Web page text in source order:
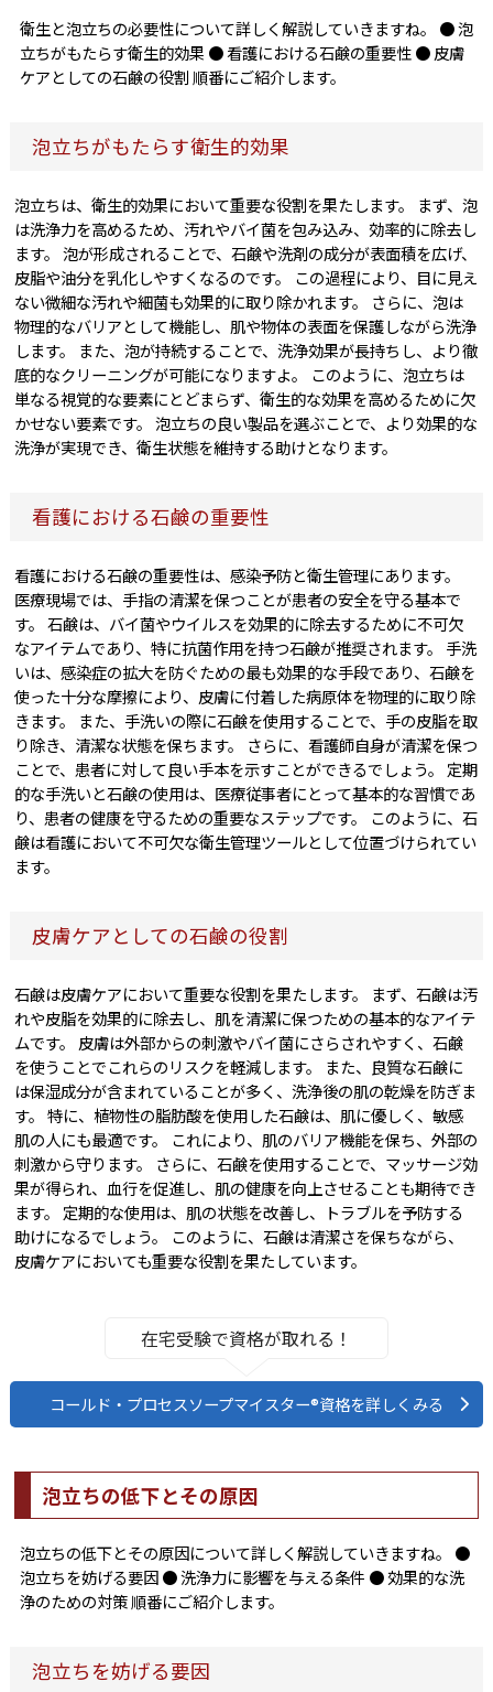
衛生と泡立ちの必要性について詳しく解説していきますね。 ● 泡
立ちがもたらす衛生的効果 ● 看護における石鹸の重要性 ● 皮膚
ケアとしての石鹸の役割 順番にご紹介します。
泡立ちがもたらす衛生的効果
泡立ちは、衛生的効果において重要な役割を果たします。 まず、泡
は洗浄力を高めるため、汚れやバイ菌を包み込み、効率的に除去し
ます。 泡が形成されることで、石鹸や洗剤の成分が表面積を広げ、
皮脂や油分を乳化しやすくなるのです。 この過程により、目に見え
ない微細な汚れや細菌も効果的に取り除かれます。 さらに、泡は
物理的なバリアとして機能し、肌や物体の表面を保護しながら洗浄
します。 また、泡が持続することで、洗浄効果が長持ちし、より徹
底的なクリーニングが可能になりますよ。 このように、泡立ちは
単なる視覚的な要素にとどまらず、衛生的な効果を高めるために欠
かせない要素です。 泡立ちの良い製品を選ぶことで、より効果的な
洗浄が実現でき、衛生状態を維持する助けとなります。
看護における石鹸の重要性
看護における石鹸の重要性は、感染予防と衛生管理にあります。
医療現場では、手指の清潔を保つことが患者の安全を守る基本で
す。 石鹸は、バイ菌やウイルスを効果的に除去するために不可欠
なアイテムであり、特に抗菌作用を持つ石鹸が推奨されます。 手洗
いは、感染症の拡大を防ぐための最も効果的な手段であり、石鹸を
使った十分な摩擦により、皮膚に付着した病原体を物理的に取り除
きます。 また、手洗いの際に石鹸を使用することで、手の皮脂を取
り除き、清潔な状態を保ちます。 さらに、看護師自身が清潔を保つ
ことで、患者に対して良い手本を示すことができるでしょう。 定期
的な手洗いと石鹸の使用は、医療従事者にとって基本的な習慣であ
り、患者の健康を守るための重要なステップです。 このように、石
鹸は看護において不可欠な衛生管理ツールとして位置づけられてい
ます。
皮膚ケアとしての石鹸の役割
石鹸は皮膚ケアにおいて重要な役割を果たします。 まず、石鹸は汚
れや皮脂を効果的に除去し、肌を清潔に保つための基本的なアイテ
ムです。 皮膚は外部からの刺激やバイ菌にさらされやすく、石鹸
を使うことでこれらのリスクを軽減します。 また、良質な石鹸に
は保湿成分が含まれていることが多く、洗浄後の肌の乾燥を防ぎま
す。 特に、植物性の脂肪酸を使用した石鹸は、肌に優しく、敏感
肌の人にも最適です。 これにより、肌のバリア機能を保ち、外部の
刺激から守ります。 さらに、石鹸を使用することで、マッサージ効
果が得られ、血行を促進し、肌の健康を向上させることも期待でき
ます。 定期的な使用は、肌の状態を改善し、トラブルを予防する
助けになるでしょう。 このように、石鹸は清潔さを保ちながら、
皮膚ケアにおいても重要な役割を果たしています。
在宅受験で資格が取れる！
コールド・プロセスソープマイスター®資格を詳しくみる
泡立ちの低下とその原因
泡立ちの低下とその原因について詳しく解説していきますね。 ●
泡立ちを妨げる要因 ● 洗浄力に影響を与える条件 ● 効果的な洗
浄のための対策 順番にご紹介します。
泡立ちを妨げる要因